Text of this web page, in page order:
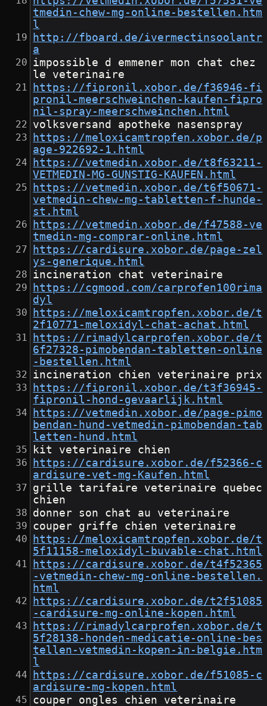
tmedin-chew-mg-online-bestellen.htm
l
http://fboard.de/ivermectinsoolantr
a
impossible d emmener mon chat chez
le veterinaire
https://fipronil.xobor.de/f36946-fi
pronil-meerschweinchen-kaufen-fipro
nil-spray-meerschweinchen.html
volksversand apotheke nasenspray
https://meloxicamtropfen.xobor.de/p
age-922692-1.html
https://vetmedin.xobor.de/t8f63211-
VETMEDIN-MG-GUNSTIG-KAUFEN.html
https://vetmedin.xobor.de/t6f50671-
vetmedin-chew-mg-tabletten-f-hunde-
st.html
https://vetmedin.xobor.de/f47588-ve
tmedin-mg-comprar-online.html
https://cardisure.xobor.de/page-zel
ys-generique.html
incineration chat veterinaire
https://cgmood.com/carprofen100rima
dyl
https://meloxicamtropfen.xobor.de/t
2f10771-meloxidyl-chat-achat.html
https://rimadylcarprofen.xobor.de/t
6f27328-pimobendan-tabletten-online
-bestellen.html
incineration chien veterinaire prix
https://fipronil.xobor.de/t3f36945-
fipronil-hond-gevaarlijk.html
https://vetmedin.xobor.de/page-pimo
bendan-hund-vetmedin-pimobendan-tab
letten-hund.html
kit veterinaire chien
https://cardisure.xobor.de/f52366-c
ardisure-vet-mg-Kaufen.html
grille tarifaire veterinaire quebec
chien
donner son chat au veterinaire
couper griffe chien veterinaire
https://meloxicamtropfen.xobor.de/t
5f11158-meloxidyl-buvable-chat.html
https://cardisure.xobor.de/t4f52365
-vetmedin-chew-mg-online-bestellen.
html
https://cardisure.xobor.de/t2f51085
-cardisure-mg-online-kopen.html
https://rimadylcarprofen.xobor.de/t
5f28138-honden-medicatie-online-bes
tellen-vetmedin-kopen-in-belgie.htm
l
https://cardisure.xobor.de/f51085-c
ardisure-mg-kopen.html
couper ongles chien veterinaire